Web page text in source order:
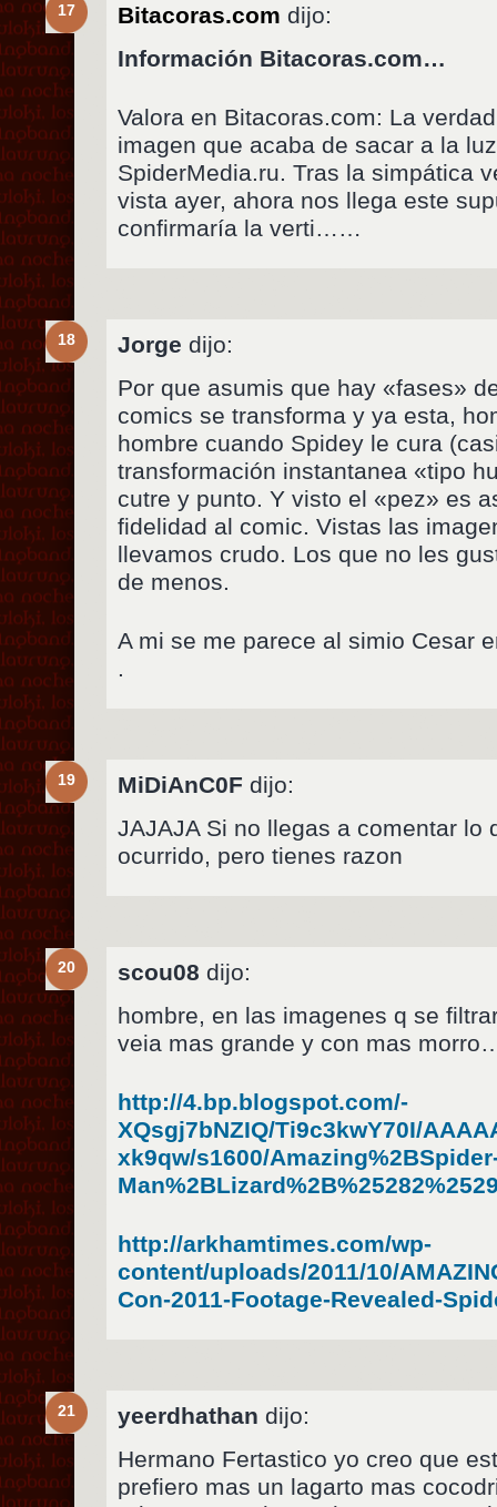
17 Bitacoras.com dijo:
Información Bitacoras.com…
Valora en Bitacoras.com: La
imagen que acaba de sacar a la
SpiderMedia.ru. Tras la simpática
vista ayer, ahora nos llega este
confirmaría la verti……
18 Jorge dijo:
Por que asumis que hay «fases»
comics se transforma y ya esta,
hombre cuando Spidey le cura
transformación instantanea «tipo
cutre y punto. Y visto el «pez» es
fidelidad al comic. Vistas las
llevamos crudo. Los que no les
de menos.
A mi se me parece al simio Cesar
.
19 MiDiAnC0F dijo:
JAJAJA Si no llegas a comentar lo
ocurrido, pero tienes razon
20 scou08 dijo:
hombre, en las imagenes q se
veia mas grande y con mas
http://4.bp.blogspot.com/-
XQsgj7bNZIQ/Ti9c3kwY70I/
xk9qw/s1600/
http://arkhamtimes.com/wp-
content/uploads/2011/10/
Con-2011-Footage-Revealed-
21 yeerdhathan dijo:
Hermano Fertastico yo creo que
prefiero mas un lagarto mas